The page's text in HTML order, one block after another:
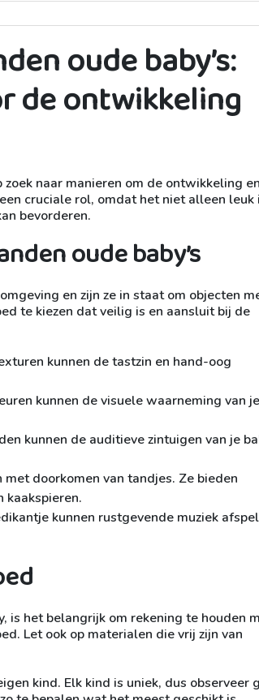
oude baby’s:
de ontwikkeling
naar manieren om de ontwikkeling en
cruciale rol, omdat het niet alleen leuk
bevorderen.
oude baby’s
en zijn ze in staat om objecten
te kiezen dat veilig is en aansluit bij de
kunnen de tastzin en hand-oog
kunnen de visuele waarneming van
kunnen de auditieve zintuigen van je
doorkomen van tandjes. Ze bieden
kunnen rustgevende muziek
is het belangrijk om rekening te houden
Let ook op materialen die vrij zijn van
kind. Elk kind is uniek, dus observeer